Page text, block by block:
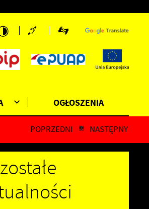
OGŁOSZENIA
POPRZEDNI NASTĘPNY